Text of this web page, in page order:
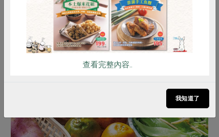
查看完整內容..
我知道了